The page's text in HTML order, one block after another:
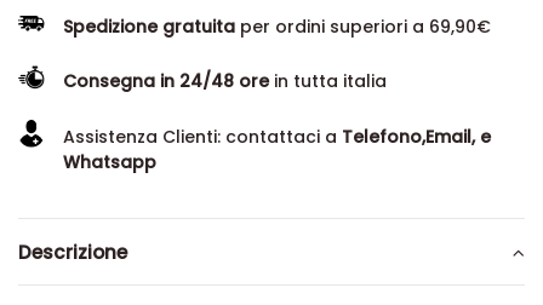
Spedizione gratuita per ordini superiori a 69,90€
Consegna in 24/48 orein tutta italia
Assistenza Clienti: contattaci a Telefono,Email, e
Whatsapp
Descrizione